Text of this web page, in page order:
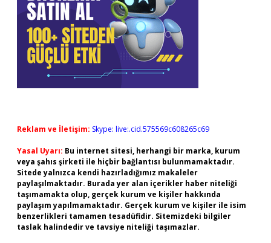
Reklam ve İletişim: Skype: live:.cid.575569c608265c69
Yasal Uyarı: Bu internet sitesi, herhangi bir marka, kurum
veya şahıs şirketi ile hiçbir bağlantısı bulunmamaktadır.
Sitede yalnızca kendi hazırladığımız makaleler
paylaşılmaktadır. Burada yer alan içerikler haber niteliği
taşımamakta olup, gerçek kurum ve kişiler hakkında
paylaşım yapılmamaktadır. Gerçek kurum ve kişiler ile isim
benzerlikleri tamamen tesadüfidir. Sitemizdeki bilgiler
taslak halindedir ve tavsiye niteliği taşımazlar.